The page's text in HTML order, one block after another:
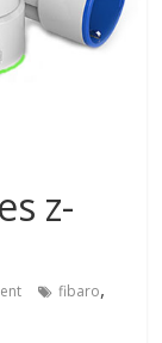
z-
fibaro,